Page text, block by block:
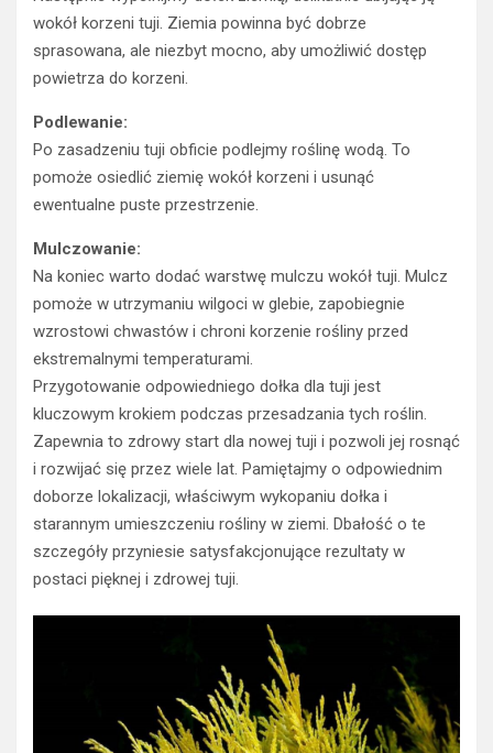
wokół korzeni tuji. Ziemia powinna być dobrze
sprasowana, ale niezbyt mocno, aby umożliwić dostęp
powietrza do korzeni.
Podlewanie:
Po zasadzeniu tuji obficie podlejmy roślinę wodą. To
pomoże osiedlić ziemię wokół korzeni i usunąć
ewentualne puste przestrzenie.
Mulczowanie:
Na koniec warto dodać warstwę mulczu wokół tuji. Mulcz
pomoże w utrzymaniu wilgoci w glebie, zapobiegnie
wzrostowi chwastów i chroni korzenie rośliny przed
ekstremalnymi temperaturami.
Przygotowanie odpowiedniego dołka dla tuji jest
kluczowym krokiem podczas przesadzania tych roślin.
Zapewnia to zdrowy start dla nowej tuji i pozwoli jej rosnąć
i rozwijać się przez wiele lat. Pamiętajmy o odpowiednim
doborze lokalizacji, właściwym wykopaniu dołka i
starannym umieszczeniu rośliny w ziemi. Dbałość o te
szczegóły przyniesie satysfakcjonujące rezultaty w
postaci pięknej i zdrowej tuji.